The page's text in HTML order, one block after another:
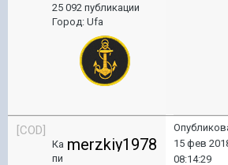
25 092 публикации
Город: Ufa
[COD]
merzkiy1978
Ка
пи
15 фев
08:14:29